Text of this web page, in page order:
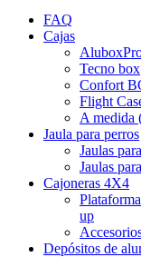
FAQ
Cajas
Tecno box
Confort
Flight
A medida
Jaula para perros
Jaulas
Jaulas
Cajoneras 4X4
up
Depósitos de